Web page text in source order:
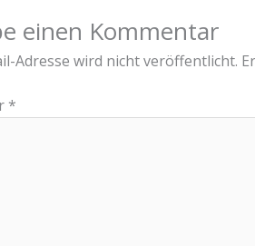
einen Kommentar
Adresse wird nicht veröffentlicht.
*